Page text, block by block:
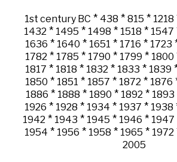
1st century BC * 438 * 815 * 1218
1432 * 1495 * 1498 * 1518 * 1547
1636 * 1640 * 1651 * 1716 * 1723
1782 * 1785 * 1790 * 1799 * 1800
1817 * 1818 * 1832 * 1833 * 1839
1850 * 1851 * 1857 * 1872 * 1876
1886 * 1888 * 1890 * 1892 * 1893
1926 * 1928 * 1934 * 1937 * 1938
1942 * 1943 * 1945 * 1946 * 1947
1954 * 1956 * 1958 * 1965 * 1972
2005